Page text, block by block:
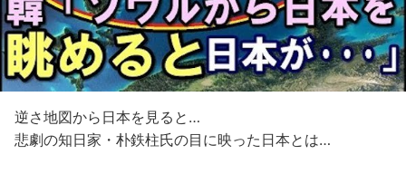
逆さ地図から日本を見ると…
悲劇の知日家・朴鉄柱氏の目に映った日本とは…